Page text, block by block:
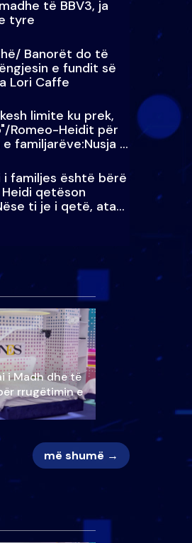
të BBV3, ja
tyre
Banorët do të
e fundit së
Lori Caffe
limite ku prek,
Romeo-Heidit për
familjarëve:Nusja e
i familjes është bërë
qetëson
ti je i qetë, ata
i Madh dhe të
rrugëtimin e
më shumë →